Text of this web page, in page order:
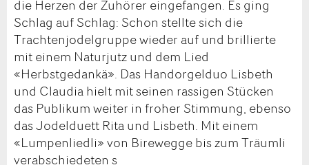
die Herzen der Zuhörer eingefangen. Es ging
Schlag auf Schlag: Schon stellte sich die
Trachtenjodelgruppe wieder auf und brillierte
mit einem Naturjutz und dem Lied
«Herbstgedankä». Das Handorgelduo Lisbeth
und Claudia hielt mit seinen rassigen Stücken
das Publikum weiter in froher Stimmung, ebenso
das Jodelduett Rita und Lisbeth. Mit einem
«Lumpenliedli» von Birewegge bis zum Träumli
verabschiedeten s